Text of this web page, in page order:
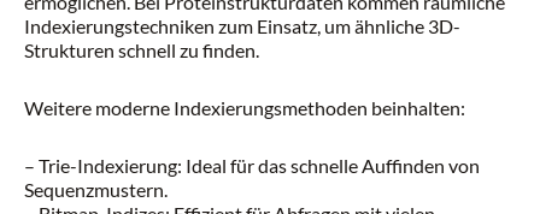
Indexierungstechniken zum Einsatz, um ähnliche 3D-
Strukturen schnell zu finden.
Weitere moderne Indexierungsmethoden beinhalten:
– Trie-Indexierung: Ideal für das schnelle Auffinden von
Sequenzmustern.